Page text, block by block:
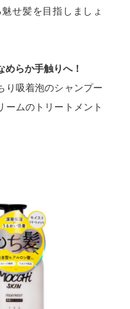
せ髪を目指しましょ
らか手触りへ！
り吸着泡のシャンプー
ームのトリートメント